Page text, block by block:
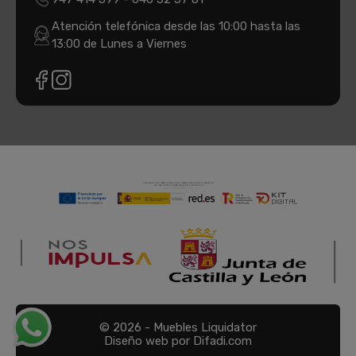
Atención telefónica desde las 10:00 hasta las
13:00 de Lunes a Viernes
© 2026 - Muebles Liquidator
Diseño web por Difadi.com